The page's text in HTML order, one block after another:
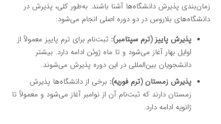
زمان‌بندی پذیرش دانشگاه‌ها آشنا باشند. به‌طور کلی، پذیرش در
دانشگاه‌های بلاروس در دو دوره اصلی انجام می‌شود:
پذیرش پاییز (ترم سپتامبر): ثبت‌نام برای ترم پاییز معمولاً از
اوایل بهار آغاز می‌شود و تا ماه ژوئن ادامه دارد. بیشتر
دانشجویان بین‌المللی در این دوره پذیرش می‌شوند.
پذیرش زمستان (ترم فوریه): برخی از دانشگاه‌ها پذیرش
زمستان دارند که ثبت‌نام آن از نوامبر آغاز می‌شود و معمولاً تا
ژانویه ادامه دارد.